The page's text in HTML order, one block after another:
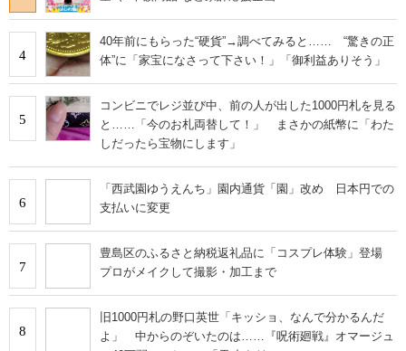
4
40年前にもらった“硬貨”→調べてみると…… “驚きの正
体”に「家宝になさって下さい！」「御利益ありそう」
5
コンビニでレジ並び中、前の人が出した1000円札を見る
と……「今のお札両替して！」 まさかの紙幣に「わた
しだったら宝物にします」
6
「西武園ゆうえんち」園内通貨「園」改め 日本円での
支払いに変更
7
豊島区のふるさと納税返礼品に「コスプレ体験」登場
プロがメイクして撮影・加工まで
8
旧1000円札の野口英世「キッショ、なんで分かるんだ
よ」 中からのぞいたのは……『呪術廻戦』オマージュ